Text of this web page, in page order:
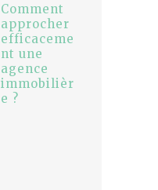
Comment
approcher
efficaceme
nt une
agence
immobilièr
e ?